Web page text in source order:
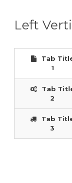
Left
Tab
1
Tab
2
Tab
3